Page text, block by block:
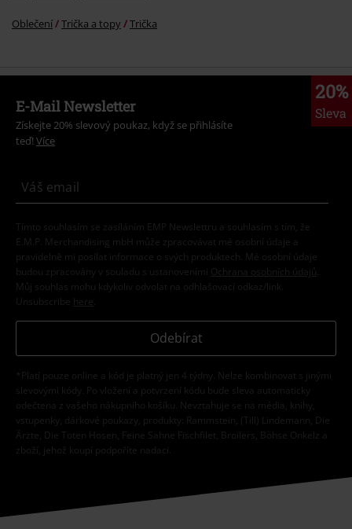
Oblečení Trička a topy Trička
20%
Sleva
E-Mail Newsletter
Získejte 20% slevový poukaz, když se přihlásíte
teď! Více
Tímto souhlasím se zasíláním EMP Newslettru a souhlasím s tím, že
E.M.P. Merchandising mbH může zpracovávat mé osobní údaje a
pravidelně mi posílat informace o svých produktech. Mé osobní údaje
budou zpracovány v souladu s ustanoveními
Ochrana osobních údajů
Můj souhlas mohu kdykoliv odvolat na odhlašovací odkaz/link.
Unsubscribe here
Odebírat
*Platí pouze online a kód je platný jen 4 týdny. Nelze kombinovat s jinými
slevovými kódy. Po vložení a potvrzení kódu bude sleva automaticky
odečtena z vašeho nákupního košíku. Nevztahuje se na média, knihy,
vstupenky, dárkové poukazy, produkty: Rammstein, (Till) Lindemann, Die
Ärzte, Die Toten Hosen, Feine Sahne Fischfilet, Broilers, Böhse Onkelz a
zboží, jehož koupí podpoříte nadaci.